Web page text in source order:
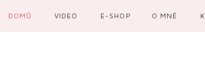
DOMŮ VIDEO E-SHOP O MNĚ